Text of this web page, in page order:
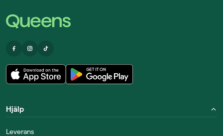
Hjälp
Leverans